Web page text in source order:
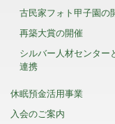
古民家フォト甲子園の
再築大賞の開催
シルバー人材センター
連携
休眠預金活用事業
入会のご案内